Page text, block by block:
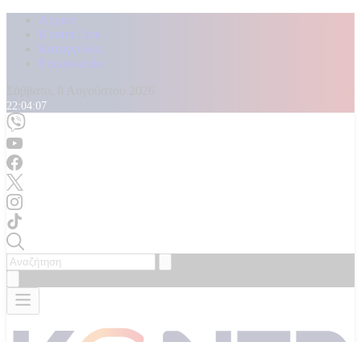
Αρχική
Kontra Live
Καταγγελίες
Επικοινωνία
22:04:08